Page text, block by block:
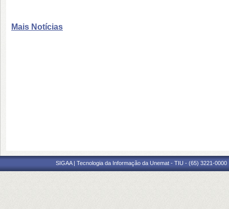
Mais Notícias
SIGAA | Tecnologia da Informação da Unemat - TIU - (65) 3221-